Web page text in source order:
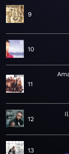
9
10
11
12
13